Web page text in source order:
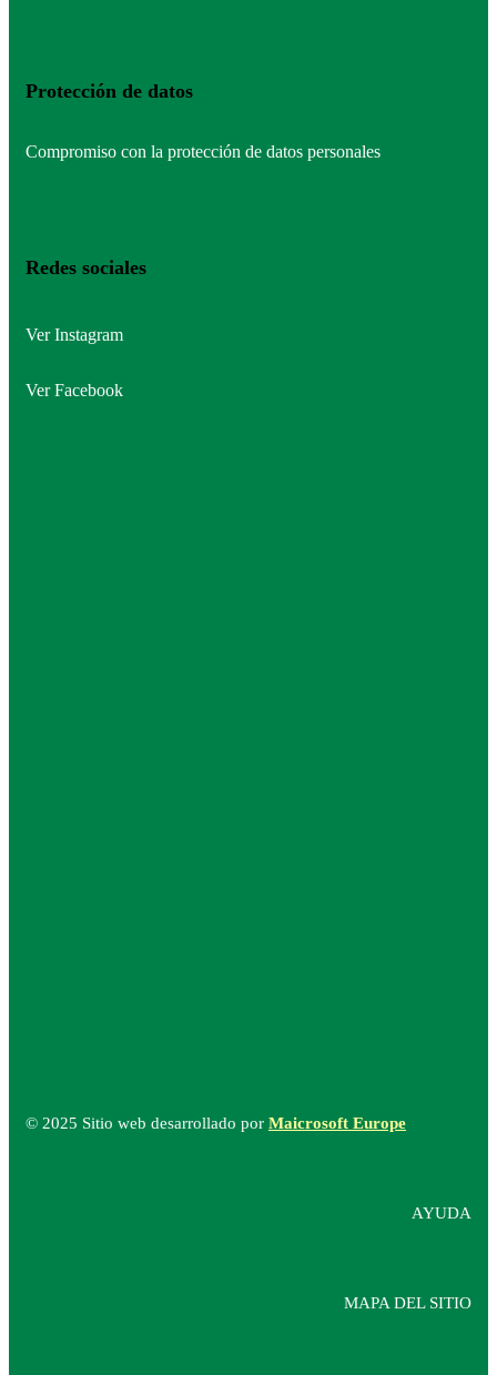
Protección de datos
Compromiso con la protección de datos personales
Redes sociales
Ver Instagram
Ver Facebook
© 2025 Sitio web desarrollado por Maicrosoft Europe
AYUDA
MAPA DEL SITIO